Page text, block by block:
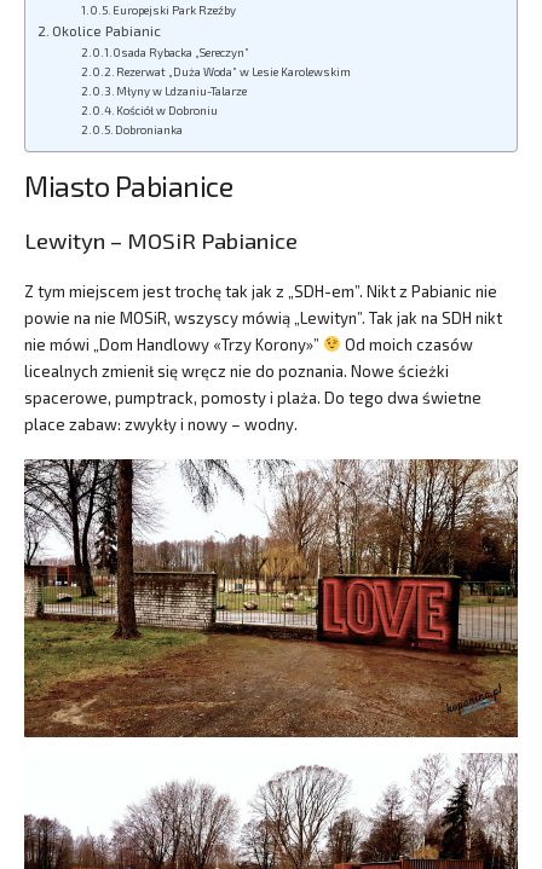
Europejski Park Rzeźby
Okolice Pabianic
Osada Rybacka „Sereczyn”
Rezerwat „Duża Woda” w Lesie Karolewskim
Młyny w Ldzaniu-Talarze
Kościół w Dobroniu
Dobronianka
Miasto Pabianice
Lewityn – MOSiR Pabianice
Z tym miejscem jest trochę tak jak z „SDH-em”. Nikt z Pabianic nie
powie na nie MOSiR, wszyscy mówią „Lewityn”. Tak jak na SDH nikt
nie mówi „Dom Handlowy «Trzy Korony»”
Od moich czasów
licealnych zmienił się wręcz nie do poznania. Nowe ścieżki
spacerowe, pumptrack, pomosty i plaża. Do tego dwa świetne
place zabaw: zwykły i nowy – wodny.